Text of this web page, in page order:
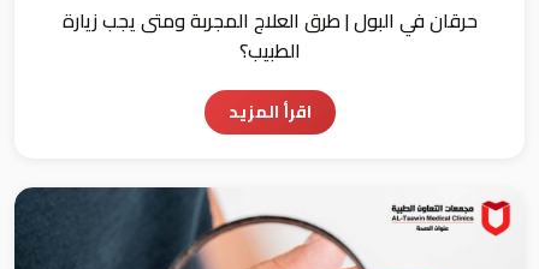
حرقان في البول | طرق العلاج المجربة ومتى يجب زيارة
الطبيب؟
اقرأ المزيد